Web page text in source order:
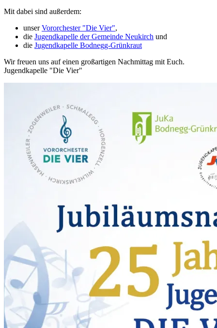
Mit dabei sind außerdem:
unserVororchester "Die Vier",
die Jugendkapelle der Gemeinde Neukirch und
die Jugendkapelle Bodnegg-Grünkraut
Wir freuen uns auf einen großartigen Nachmittag mit Euch.
Jugendkapelle "Die Vier"